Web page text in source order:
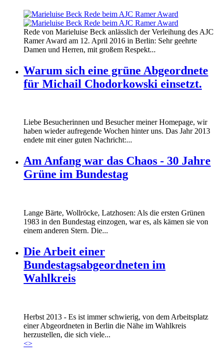
160412_ramer_award.jpg
160412_ramer_award.jpg
Rede von Marieluise Beck anlässlich der Verleihung des AJC
Ramer Award am 12. April 2016 in Berlin: Sehr geehrte
Damen und Herren, mit großem Respekt...
Warum sich eine grüne Abgeordnete
für Michail Chodorkowski einsetzt.
Liebe Besucherinnen und Besucher meiner Homepage, wir
haben wieder aufregende Wochen hinter uns. Das Jahr 2013
endete mit einer guten Nachricht:...
Am Anfang war das Chaos - 30 Jahre
Grüne im Bundestag
Lange Bärte, Wollröcke, Latzhosen: Als die ersten Grünen
1983 in den Bundestag einzogen, war es, als kämen sie von
einem anderen Stern. Die...
Die Arbeit einer
Bundestagsabgeordneten im
Wahlkreis
Marie_und_Wahlkreis.jpg
Marie_und_Wahlkreis.jpg
Herbst 2013 - Es ist immer schwierig, von dem Arbeitsplatz
einer Abgeordneten in Berlin die Nähe im Wahlkreis
herzustellen, die sich viele...
<>